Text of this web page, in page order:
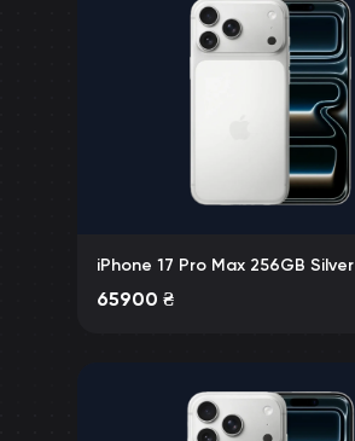
iPhone 17 Pro Max 256GB Silver
65900 ₴